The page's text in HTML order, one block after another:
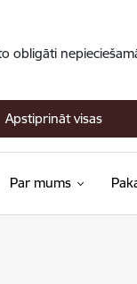
obligāti
Apstiprināt visas
Par mums